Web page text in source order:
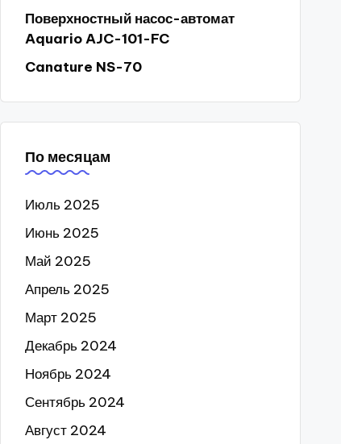
Поверхностный насос-автомат
Aquario AJC-101-FC
Canature NS-70
По месяцам
Июль 2025
Июнь 2025
Май 2025
Апрель 2025
Март 2025
Декабрь 2024
Ноябрь 2024
Сентябрь 2024
Август 2024